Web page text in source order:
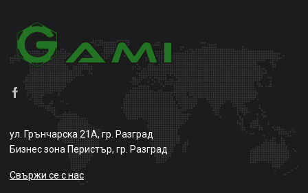
ул. Грънчарска 21А, гр. Разград
Бизнес зона Перистър, гр. Разград
Свържи се с нас